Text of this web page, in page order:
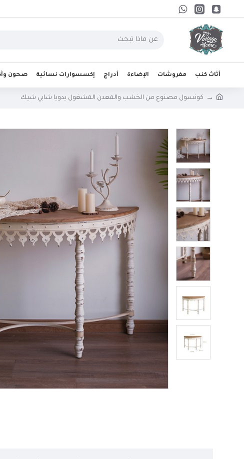
أثاث كنب مفروشات الإضاءة أدراج إكسسوارات نسائية صحون
كونسول مصنوع من الخشب والمعدن المشغول يدويا شابي شيك